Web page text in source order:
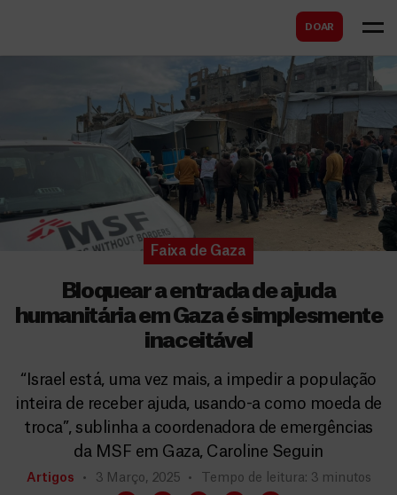
DOAR
a
r
Faixa de Gaza
Bloquear a entrada de ajuda
humanitária em Gaza é simplesmente
inaceitável
“Israel está, uma vez mais, a impedir a população
inteira de receber ajuda, usando-a como moeda de
troca”, sublinha a coordenadora de emergências
da MSF em Gaza, Caroline Seguin
Artigos 3 Março, 2025 Tempo de leitura: 3 minutos
s
a